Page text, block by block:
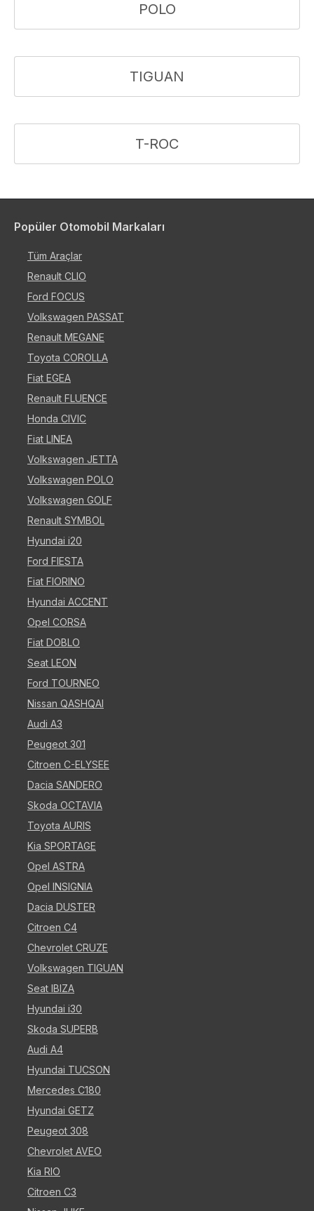
POLO
TIGUAN
T-ROC
Popüler Otomobil Markaları
Tüm Araçlar
Renault CLIO
Ford FOCUS
Volkswagen PASSAT
Renault MEGANE
Toyota COROLLA
Fiat EGEA
Renault FLUENCE
Honda CIVIC
Fiat LINEA
Volkswagen JETTA
Volkswagen POLO
Volkswagen GOLF
Renault SYMBOL
Hyundai i20
Ford FIESTA
Fiat FIORINO
Hyundai ACCENT
Opel CORSA
Fiat DOBLO
Seat LEON
Ford TOURNEO
Nissan QASHQAI
Audi A3
Peugeot 301
Citroen C-ELYSEE
Dacia SANDERO
Skoda OCTAVIA
Toyota AURIS
Kia SPORTAGE
Opel ASTRA
Opel INSIGNIA
Dacia DUSTER
Citroen C4
Chevrolet CRUZE
Volkswagen TIGUAN
Seat IBIZA
Hyundai i30
Skoda SUPERB
Audi A4
Hyundai TUCSON
Mercedes C180
Hyundai GETZ
Peugeot 308
Chevrolet AVEO
Kia RIO
Citroen C3